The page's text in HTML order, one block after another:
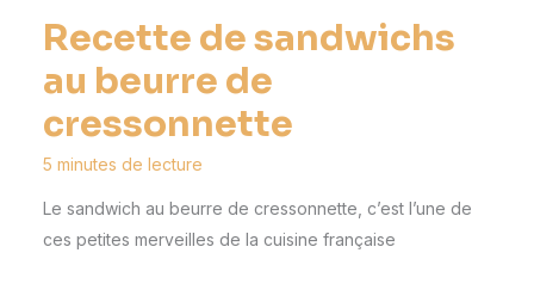
Recette de sandwichs
au beurre de
cressonnette
5 minutes de lecture
Le sandwich au beurre de cressonnette, c’est l’une de
ces petites merveilles de la cuisine française